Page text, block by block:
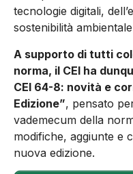
tecnologie digitali,
sostenibilità
A supporto di tutti
norma, il CEI ha
CEI 64-8: novità e
Edizione”, pensato
vademecum della
modifiche, aggiunte e
nuova edizione.